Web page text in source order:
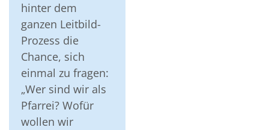
hinter dem
ganzen Leitbild-
Prozess die
Chance, sich
einmal zu fragen:
„Wer sind wir als
Pfarrei? Wofür
wollen wir